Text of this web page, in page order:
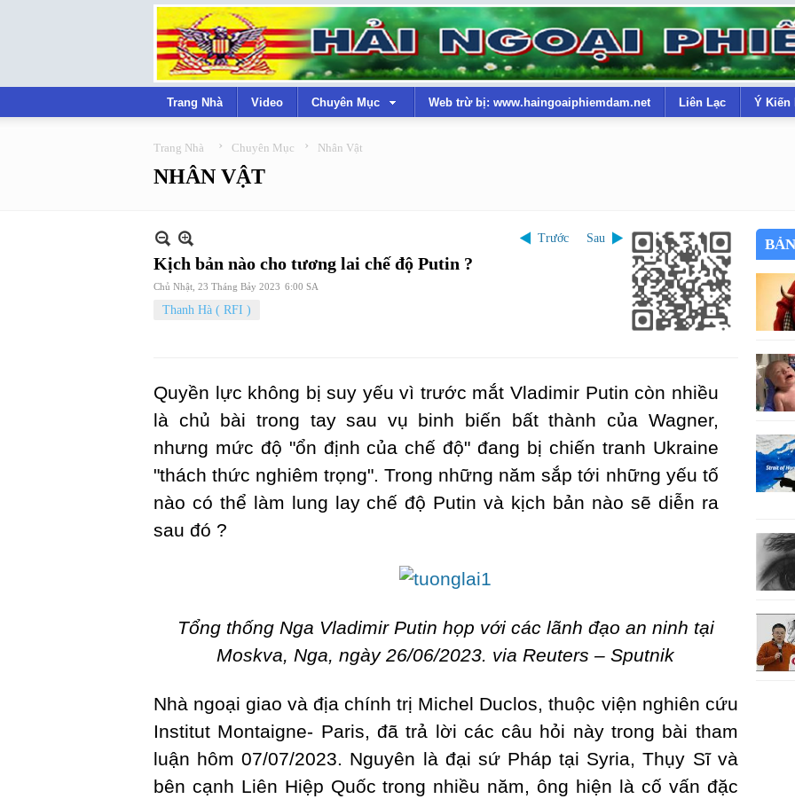
Trang Nhà Video Chuyên Mục Web trừ bị: www.haingoaiphiemdam.net Liên Lạc Ý Kiến
Trang Nhà › Chuyên Mục › Nhân Vật
NHÂN VẬT
Trước Sau
Kịch bản nào cho tương lai chế độ Putin ?
Chủ Nhật, 23 Tháng Bảy 2023 6:00 SA
Thanh Hà ( RFI )
Quyền lực không bị suy yếu vì trước mắt Vladimir Putin còn nhiều
là chủ bài trong tay sau vụ binh biến bất thành của Wagner,
nhưng mức độ "ổn định của chế độ" đang bị chiến tranh Ukraine
"thách thức nghiêm trọng". Trong những năm sắp tới những yếu tố
nào có thể làm lung lay chế độ Putin và kịch bản nào sẽ diễn ra
sau đó ?
Tổng thống Nga Vladimir Putin họp với các lãnh đạo an ninh tại
Moskva, Nga, ngày 26/06/2023. via Reuters – Sputnik
Nhà ngoại giao và địa chính trị Michel Duclos, thuộc viện nghiên cứu
Institut Montaigne- Paris, đã trả lời các câu hỏi này trong bài tham
luận hôm 07/07/2023. Nguyên là đại sứ Pháp tại Syria, Thụy Sĩ và
bên cạnh Liên Hiệp Quốc trong nhiều năm, ông hiện là cố vấn đặc